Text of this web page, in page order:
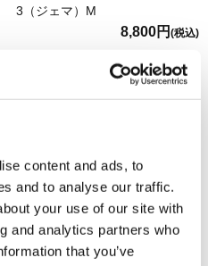
content and ads, to
and to analyse our traffic.
your use of our site with
and analytics partners who
that you’ve
3（ジェマ）M
8,800円 (税込)